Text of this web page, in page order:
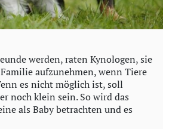
werden, raten Kynologen, sie
aufzunehmen, wenn Tiere
es nicht möglich ist, soll
noch klein sein. So wird das
als Baby betrachten und es